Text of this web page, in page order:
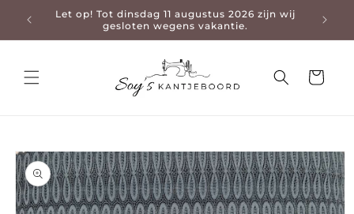
naar de content
Let op! Tot dinsdag 11 augustus 2026 zijn wij
gesloten wegens vakantie.
3-4
naar productinformatie